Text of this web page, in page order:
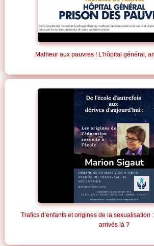
Malheur aux pauvres ! L'hôpital général,
Trafics d’enfants et origines de la sexualisation
arrivés là ?